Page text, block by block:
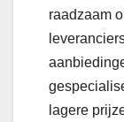
raadzaam
lagere